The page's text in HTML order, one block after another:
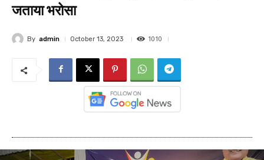
जताया भरोसा
By admin October 13, 2023 1010